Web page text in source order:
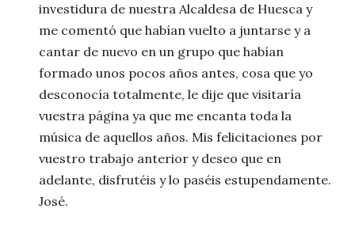
investidura de nuestra Alcaldesa de Huesca y
me comentó que habían vuelto a juntarse y a
cantar de nuevo en un grupo que habían
formado unos pocos años antes, cosa que yo
desconocía totalmente, le dije que visitaría
vuestra página ya que me encanta toda la
música de aquellos años. Mis felicitaciones por
vuestro trabajo anterior y deseo que en
adelante, disfrutéis y lo paséis estupendamente.
José.